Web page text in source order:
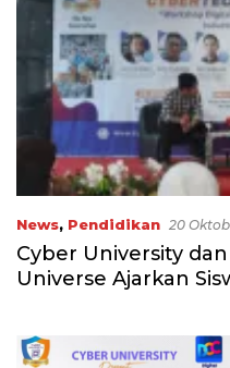
News, Pendidikan 20
Cyber University
Universe Ajarkan